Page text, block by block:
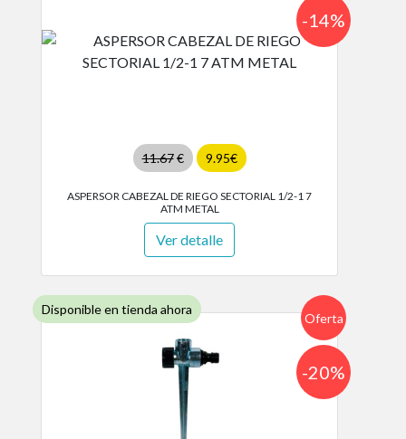
11.67€ 9.95€
-14%
ASPERSOR CABEZAL DE RIEGO SECTORIAL 1/2-1 7
ATM METAL
Ver detalle
Disponible en tienda ahora
Oferta
-20%